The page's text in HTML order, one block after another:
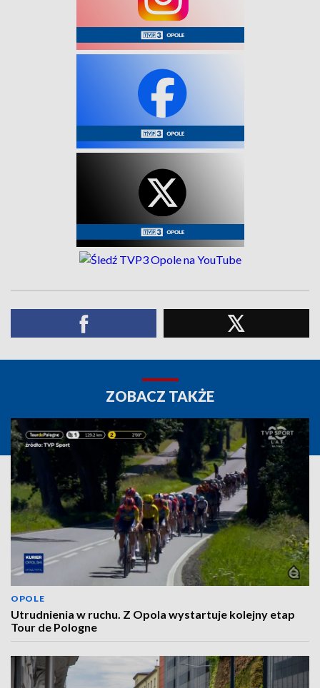
ZOBACZ TAKŻE
OPOLE
Utrudnienia w ruchu. Z Opola wystartuje kolejny etap
Tour de Pologne